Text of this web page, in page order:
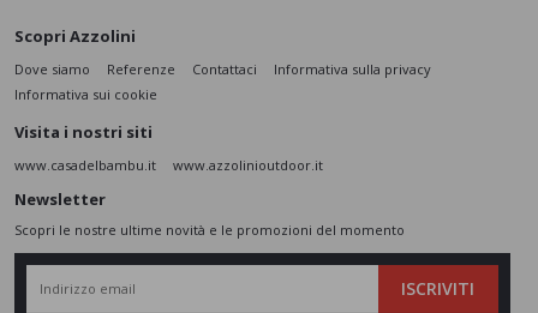
Scopri Azzolini
Dove siamo Referenze Contattaci
Informativa sulla privacy
Informativa sui cookie
Visita i nostri siti
www.casadelbambu.it www.azzolinioutdoor.it
Newsletter
Scopri le nostre ultime novità e le promozioni del momento
ISCRIVITI